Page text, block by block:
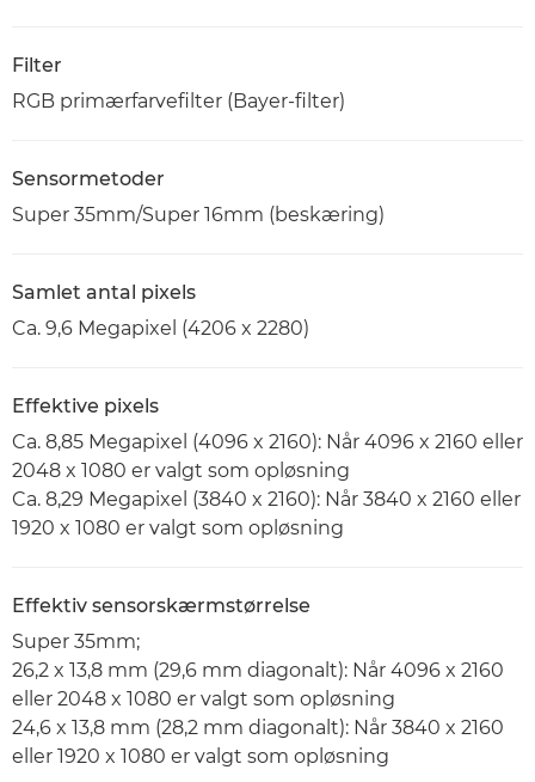
Filter
RGB primærfarvefilter (Bayer-filter)
Sensormetoder
Super 35mm/Super 16mm (beskæring)
Samlet antal pixels
Ca. 9,6 Megapixel (4206 x 2280)
Effektive pixels
Ca. 8,85 Megapixel (4096 x 2160): Når 4096 x 2160 eller
2048 x 1080 er valgt som opløsning
Ca. 8,29 Megapixel (3840 x 2160): Når 3840 x 2160 eller
1920 x 1080 er valgt som opløsning
Effektiv sensorskærmstørrelse
Super 35mm;
26,2 x 13,8 mm (29,6 mm diagonalt): Når 4096 x 2160
eller 2048 x 1080 er valgt som opløsning
24,6 x 13,8 mm (28,2 mm diagonalt): Når 3840 x 2160
eller 1920 x 1080 er valgt som opløsning